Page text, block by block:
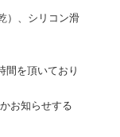
）、シリコン滑
間を頂いており
お知らせする